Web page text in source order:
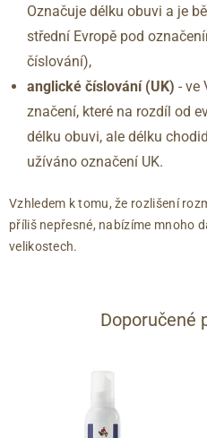
45
46
46.5
10.5
11
12
Označuje délku obuvi a je
střední Evropě pod
číslování),
anglické číslování (UK) - ve
značení, které na rozdíl od
délku obuvi, ale délku
užíváno označení UK.
Vzhledem k tomu, že rozlišení
příliš nepřesné, nabízíme mnoho
velikostech.
Doporučené